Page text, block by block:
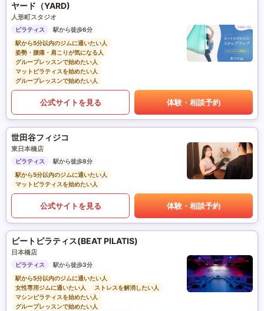
ヤード（YARD)
人形町スタジオ
ピラティス
駅から徒歩6分
駅から5分以内のジムに通いたい人
姿勢・腰痛・肩こりが気になる人
グループレッスンで始めたい人
マットピラティスを始めたい人
グループレッスンで始めたい人
公式サイトを見る 体験・相談予約
世田谷フィジコ
東日本橋店
ピラティス
駅から徒歩8分
駅から5分以内のジムに通いたい人
マットピラティスを始めたい人
公式サイトを見る 体験・相談予約
ビートピラティス(BEAT PILATIS)
日本橋店
ピラティス
駅から徒歩3分
駅から5分以内のジムに通いたい人
女性専用ジムに通いたい人
ストレスを解消したい人
マシンピラティスを始めたい人
グループレッスンで始めたい人